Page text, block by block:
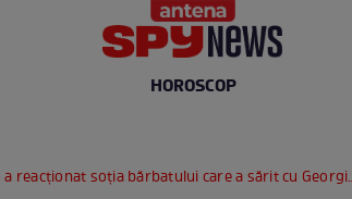
HOROSCOP
soția bărbatului care a sărit cu Georgiana Lobonț în piscină! Femeia, reacție tranșantă: "Priviți oameni buni..." | FOTO